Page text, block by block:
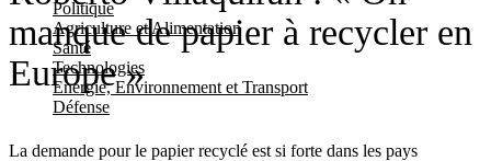
Politique
Agriculture et Alimentation
Santé
Technologies
Energie, Environnement et Transport
Défense
manque de papier à recycler en
Europe »
La demande pour le papier recyclé est si forte dans les pays